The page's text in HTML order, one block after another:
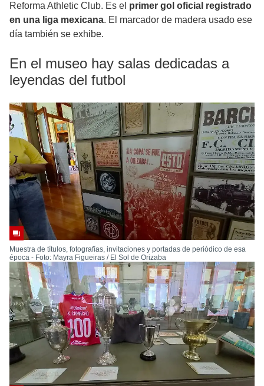
Reforma Athletic Club. Es el primer gol oficial registrado
en una liga mexicana. El marcador de madera usado ese
día también se exhibe.
En el museo hay salas dedicadas a
leyendas del futbol
Muestra de títulos, fotografías, invitaciones y portadas de periódico de esa
época - Foto: Mayra Figueiras / El Sol de Orizaba